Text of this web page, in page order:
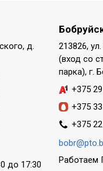
д.
до 17:30
213826,
(вход со
парка), г.
+375
+375
+375
Работаем